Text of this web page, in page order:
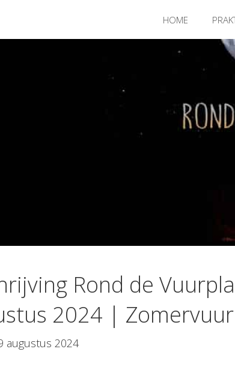
HOME
Rond de
2024 |
augustus 2024